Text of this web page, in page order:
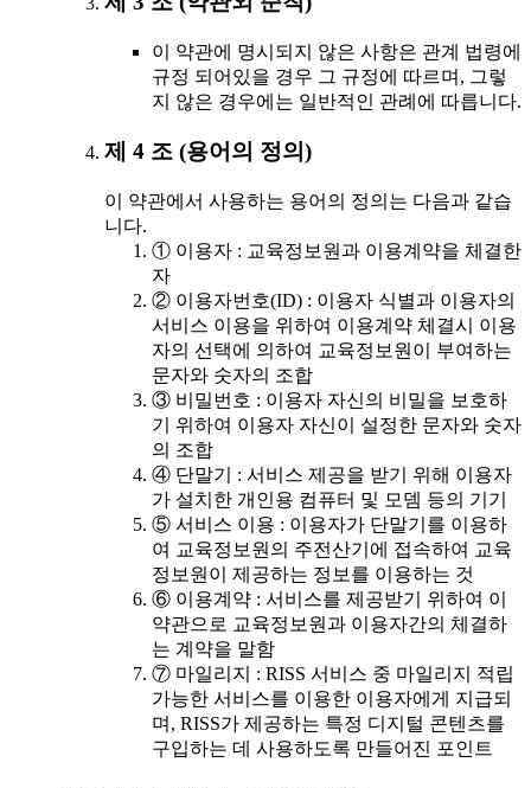
이 약관에 명시되지 않은 사항은 관계 법령에
규정 되어있을 경우 그 규정에 따르며, 그렇
지 않은 경우에는 일반적인 관례에 따릅니다.
제 4 조 (용어의 정의)
이 약관에서 사용하는 용어의 정의는 다음과 같습
니다.
① 이용자 : 교육정보원과 이용계약을 체결한
자
② 이용자번호(ID) : 이용자 식별과 이용자의
서비스 이용을 위하여 이용계약 체결시 이용
자의 선택에 의하여 교육정보원이 부여하는
문자와 숫자의 조합
③ 비밀번호 : 이용자 자신의 비밀을 보호하
기 위하여 이용자 자신이 설정한 문자와 숫자
의 조합
④ 단말기 : 서비스 제공을 받기 위해 이용자
가 설치한 개인용 컴퓨터 및 모뎀 등의 기기
⑤ 서비스 이용 : 이용자가 단말기를 이용하
여 교육정보원의 주전산기에 접속하여 교육
정보원이 제공하는 정보를 이용하는 것
⑥ 이용계약 : 서비스를 제공받기 위하여 이
약관으로 교육정보원과 이용자간의 체결하
는 계약을 말함
⑦ 마일리지 : RISS 서비스 중 마일리지 적립
가능한 서비스를 이용한 이용자에게 지급되
며, RISS가 제공하는 특정 디지털 콘텐츠를
구입하는 데 사용하도록 만들어진 포인트